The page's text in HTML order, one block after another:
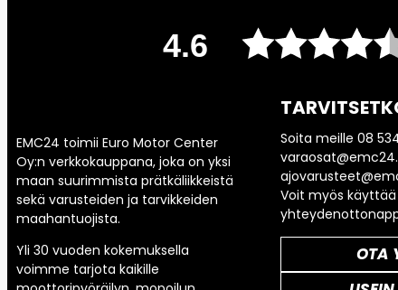
4.6
EMC24 toimii Euro Motor Center
Oy:n verkkokauppana, joka on yksi
maan suurimmista prätkäliikkeistä
sekä varusteiden ja tarvikkeiden
maahantuojista.
Yli 30 vuoden kokemuksella
voimme tarjota kaikille
Soita meille 08
Voit myös
OTA